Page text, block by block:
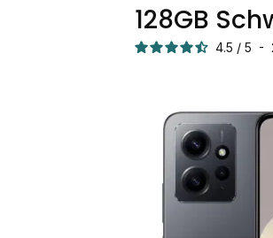
128GB
4.5 / 5 -